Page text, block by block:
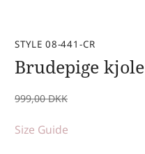
STYLE 08-441-CR
Brudepige kjole
999,00 DKK
Size Guide